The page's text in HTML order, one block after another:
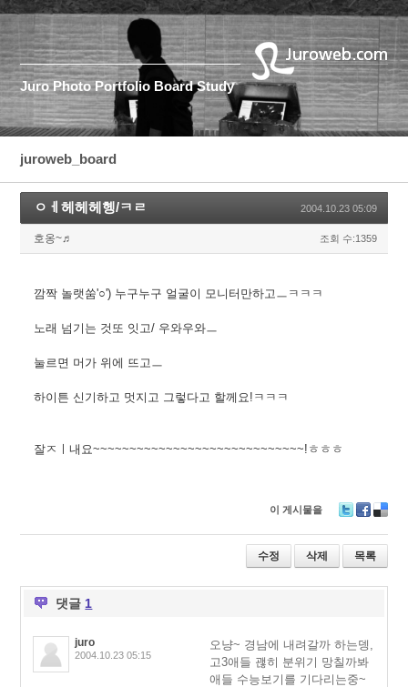
Juro Photo Portfolio Board Study
juroweb_board
ㅇㅔ헤헤헤헹/ㅋㄹ 2004.10.23 05:09
호옹~♬ 조회 수:1359
깜짝 놀랫쑴'○') 누구누구 얼굴이 모니터만하고ㅡㅋㅋㅋ
노래 넘기는 것또 잇고/ 우와우와ㅡ
눌르면 머가 위에 뜨고ㅡ
하이튼 신기하고 멋지고 그렇다고 할께요!ㅋㅋㅋ
잘ㅈㅣ내요~~~~~~~~~~~~~~~~~~~~~~~~~~~~~!ㅎㅎㅎ
이 게시물을
wi
er
ac
e
b
eli
ci
o
수정 삭제 목록
댓글 1
juro
2004.10.23 05:15
오냥~ 경남에 내려갈까 하는뎅,
고3애들 괞히 분위기 망칠까봐
애들 수능보기를 기다리는중~